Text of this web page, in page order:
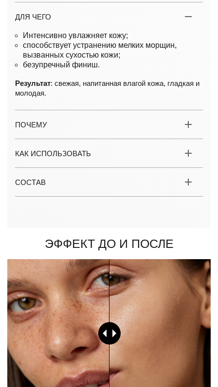
ДЛЯ ЧЕГО
Интенсивно увлажняет кожу;
cпособствует устранению мелких морщин,
вызванных сухостью кожи;
безупречный финиш.
Результат: свежая, напитанная влагой кожа, гладкая и
молодая.
ПОЧЕМУ
КАК ИСПОЛЬЗОВАТЬ
СОСТАВ
Эффект до и после